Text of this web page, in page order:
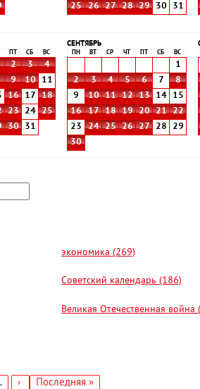
25
26 27 28 29 30 31
СБ ВС
2 3
4
9 10
11
16 17
18
23 24
25
30 31
СЕНТЯБРЬ
ПН ВТ СР ЧТ СБ ВС
1
2
3 4 5 6 7
8
9
10 11 12 13 14
15
16
17 18 19 20 21
22
23
24 25 26 27 28
29
30
экономика (269)
Советский календарь (186)
Великая Отечественная война
Следующая
›
Последняя
Последняя »